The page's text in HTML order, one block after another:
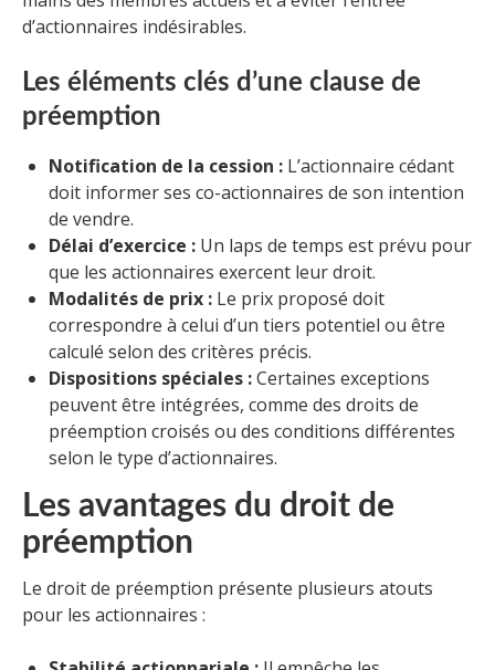
d’actionnaires indésirables.
Les éléments clés d’une clause de
préemption
Notification de la cession : L’actionnaire cédant
doit informer ses co-actionnaires de son intention
de vendre.
Délai d’exercice : Un laps de temps est prévu pour
que les actionnaires exercent leur droit.
Modalités de prix : Le prix proposé doit
correspondre à celui d’un tiers potentiel ou être
calculé selon des critères précis.
Dispositions spéciales :Certaines exceptions
peuvent être intégrées, comme des droits de
préemption croisés ou des conditions différentes
selon le type d’actionnaires.
Les avantages du droit de
préemption
Le droit de préemption présente plusieurs atouts
pour les actionnaires :